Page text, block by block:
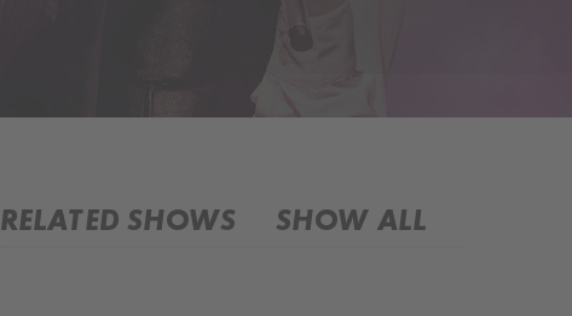
RELATED SHOWS SHOW ALL